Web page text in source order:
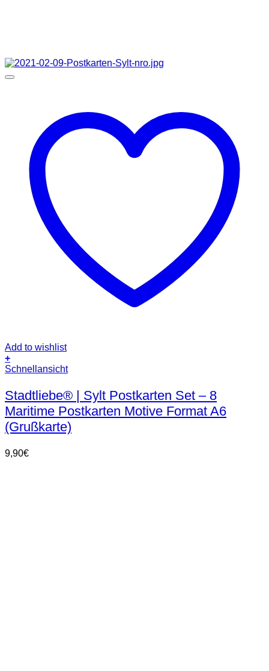
Add to wishlist
+
Schnellansicht
Stadtliebe® | Sylt Postkarten Set – 8
Maritime Postkarten Motive Format A6
(Grußkarte)
9,90€